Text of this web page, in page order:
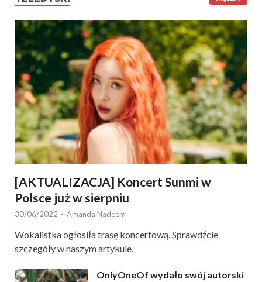
[AKTUALIZACJA] Koncert Sunmi w
Polsce już w sierpniu
30/06/2022 - Amanda Nadeem
Wokalistka ogłosiła trasę koncertową. Sprawdźcie
szczegóły w naszym artykule.
OnlyOneOf wydało swój autorski